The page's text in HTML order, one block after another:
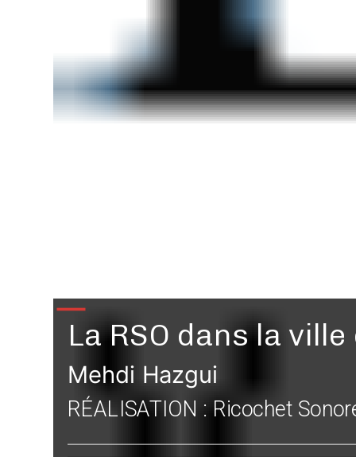
La RSO dans la
Mehdi Hazgui
RÉALISATION : Ricochet